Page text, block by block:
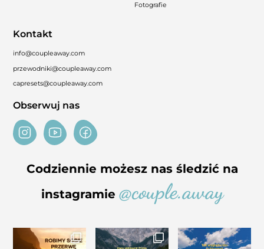
Fotografie
Kontakt
info@coupleaway.com
przewodniki@coupleaway.com
capresets@coupleaway.com
Obserwuj nas
Codziennie możesz nas śledzić na
instagramie @couple.away